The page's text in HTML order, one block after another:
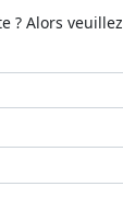
? Alors veuillez